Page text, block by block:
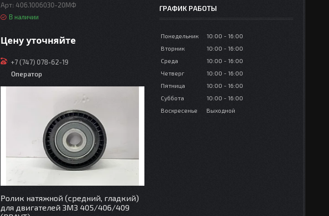
406.1006030-20МФ
В наличии
Цену уточняйте
+7 (747) 078-62-19
Оператор
Ролик натяжной (средний, гладкий)
для двигателей ЗМЗ 405/406/409
ГРАФИК РАБОТЫ
Понедельник 10:00
16:00
Вторник
10:00
16:00
Среда
10:00
16:00
Четверг
10:00
16:00
Пятница
10:00
16:00
Суббота
10:00
16:00
Воскресенье
Выходной